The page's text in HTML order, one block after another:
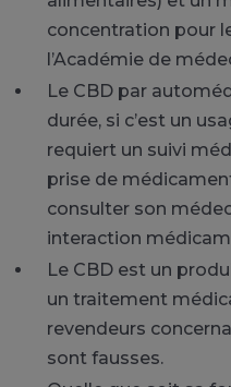
concentration pour
l’Académie de
Le CBD par
durée, si c’est un
requiert un suivi
prise de
consulter son
interaction
Le CBD est un
un traitement
revendeurs
sont fausses.